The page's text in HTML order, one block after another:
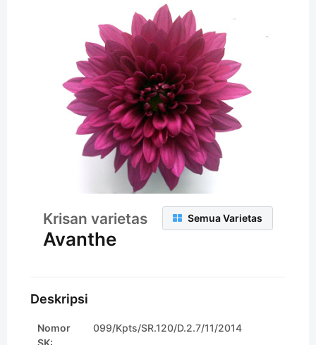
Semua Varietas
Krisan varietas
Avanthe
Deskripsi
Nomor
SK:
099/Kpts/SR.120/D.2.7/11/2014